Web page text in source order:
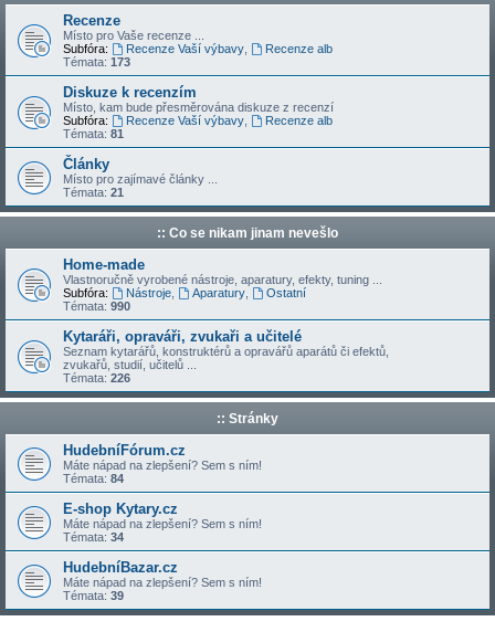
Recenze
Místo pro Vaše recenze ...
Subfóra:
Recenze Vaší výbavy,
Recenze alb
Témata: 173
Diskuze k recenzím
Místo, kam bude přesměrována diskuze z recenzí
Subfóra:
Recenze Vaší výbavy,
Recenze alb
Témata: 81
Články
Místo pro zajímavé články ...
Témata: 21
:: Co se nikam jinam nevešlo
Home-made
Vlastnoručně vyrobené nástroje, aparatury, efekty, tuning ...
Subfóra:
Nástroje, Aparatury,
Ostatní
Témata: 990
Kytaráři, opraváři, zvukaři a učitelé
Seznam kytarářů, konstruktérů a opravářů aparátů či efektů,
zvukařů, studií, učitelů ...
Témata: 226
:: Stránky
HudebníFórum.cz
Máte nápad na zlepšení? Sem s ním!
Témata: 84
E-shop Kytary.cz
Máte nápad na zlepšení? Sem s ním!
Témata: 34
HudebníBazar.cz
Máte nápad na zlepšení? Sem s ním!
Témata: 39